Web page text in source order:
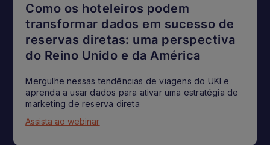
Como os hoteleiros podem
transformar dados em sucesso de
reservas diretas: uma perspectiva
do Reino Unido e da América
Mergulhe nessas tendências de viagens do UKI e
aprenda a usar dados para ativar uma estratégia de
marketing de reserva direta
Assista ao webinar